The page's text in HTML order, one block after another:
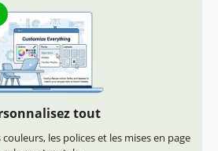
tout
les polices et les mises en page